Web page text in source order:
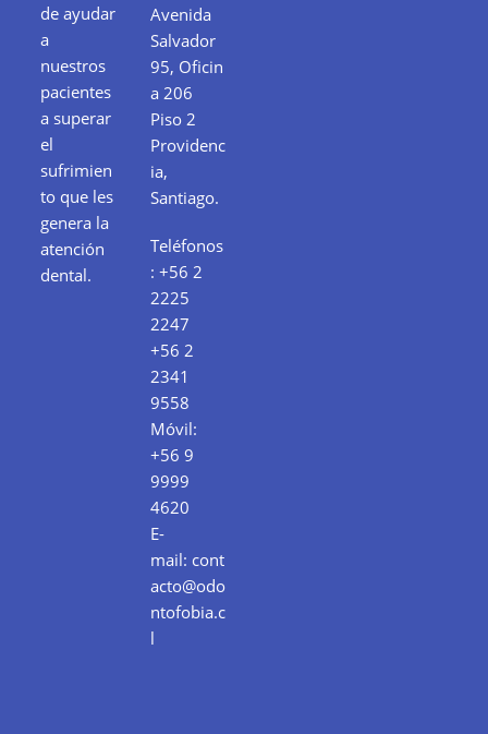
de ayudar
a
nuestros
pacientes
a superar
el
sufrimien
to que les
genera la
atención
dental.
Avenida
Salvador
95, Oficin
a 206
Piso 2
Providenc
ia,
Santiago.
Teléfonos
:+56 2
2225
2247
+56 2
2341
9558
Móvil:
+56 9
9999
4620
E-
mail: cont
acto@odo
ntofobia.c
l